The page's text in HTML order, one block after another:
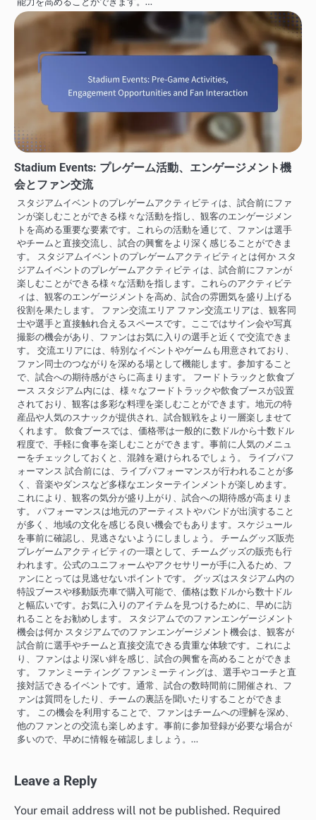
Stadium Events: プレゲーム活動、エンゲージメント機
会とファン交流
スタジアムイベントのプレゲームアクティビティは、試合前にファ
ンが楽しむことができる様々な活動を指し、観客のエンゲージメン
トを高める重要な要素です。これらの活動を通じて、ファンは選手
やチームと直接交流し、試合の興奮をより深く感じることができま
す。 スタジアムイベントのプレゲームアクティビティとは何か スタ
ジアムイベントのプレゲームアクティビティは、試合前にファンが
楽しむことができる様々な活動を指します。これらのアクティビテ
ィは、観客のエンゲージメントを高め、試合の雰囲気を盛り上げる
役割を果たします。 ファン交流エリア ファン交流エリアは、観客同
士や選手と直接触れ合えるスペースです。ここではサイン会や写真
撮影の機会があり、ファンはお気に入りの選手と近くで交流できま
す。 交流エリアには、特別なイベントやゲームも用意されており、
ファン同士のつながりを深める場として機能します。参加すること
で、試合への期待感がさらに高まります。 フードトラックと飲食ブ
ース スタジアム内には、様々なフードトラックや飲食ブースが設置
されており、観客は多彩な料理を楽しむことができます。地元の特
産品や人気のスナックが提供され、試合観戦をより一層楽しませて
くれます。 飲食ブースでは、価格帯は一般的に数ドルから十数ドル
程度で、手軽に食事を楽しむことができます。事前に人気のメニュ
ーをチェックしておくと、混雑を避けられるでしょう。 ライブパフ
ォーマンス 試合前には、ライブパフォーマンスが行われることが多
く、音楽やダンスなど多様なエンターテインメントが楽しめます。
これにより、観客の気分が盛り上がり、試合への期待感が高まりま
す。 パフォーマンスは地元のアーティストやバンドが出演すること
が多く、地域の文化を感じる良い機会でもあります。スケジュール
を事前に確認し、見逃さないようにしましょう。 チームグッズ販売
プレゲームアクティビティの一環として、チームグッズの販売も行
われます。公式のユニフォームやアクセサリーが手に入るため、フ
ァンにとっては見逃せないポイントです。 グッズはスタジアム内の
特設ブースや移動販売車で購入可能で、価格は数ドルから数十ドル
と幅広いです。お気に入りのアイテムを見つけるために、早めに訪
れることをお勧めします。 スタジアムでのファンエンゲージメント
機会は何か スタジアムでのファンエンゲージメント機会は、観客が
試合前に選手やチームと直接交流できる貴重な体験です。これによ
り、ファンはより深い絆を感じ、試合の興奮を高めることができま
す。 ファンミーティング ファンミーティングは、選手やコーチと直
接対話できるイベントです。通常、試合の数時間前に開催され、フ
ァンは質問をしたり、チームの裏話を聞いたりすることができま
す。 この機会を利用することで、ファンはチームへの理解を深め、
他のファンとの交流も楽しめます。事前に参加登録が必要な場合が
多いので、早めに情報を確認しましょう。…
Leave a Reply
Your email address will not be published. Required